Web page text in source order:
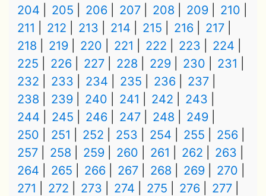
204
205 206 207 208 209
210
211
212 213 214 215 216
217
218
219 220 221 222 223
224
225
226 227 228 229 230
231
232
233 234 235 236
237
238
239 240 241 242
243
244
245 246 247 248
249
250
251 252 253 254 255
256
257
258 259 260 261 262
263
264
265 266 267 268 269
270
271
272 273 274 275 276
277